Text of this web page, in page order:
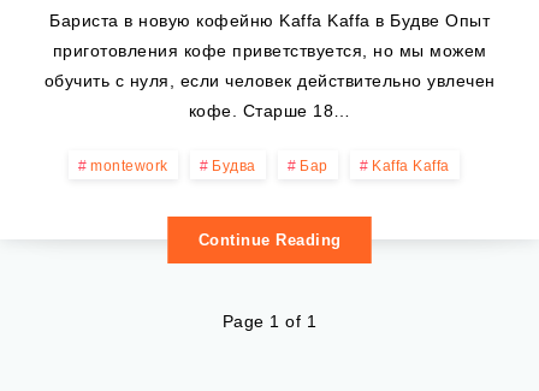
Бариста в новую кофейню Kaffa Kaffa в Будве Опыт
приготовления кофе приветствуется, но мы можем
обучить с нуля, если человек действительно увлечен
кофе. Старше 18…
montework Будва Бар Kaffa Kaffa
Continue Reading
Page 1 of 1